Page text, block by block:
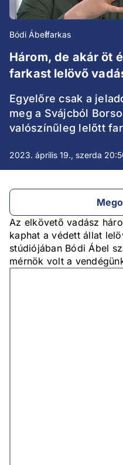
Bódi Ábelfarkas
Három, de akár öt
farkast lelövő
Egyelőre csak a
meg a Svájcból
valószínűleg lelőtt
2023. április 19., szerda
Az elkövető vadász
kaphat a védett állat
stúdiójában Bódi Ábel
mérnök volt a